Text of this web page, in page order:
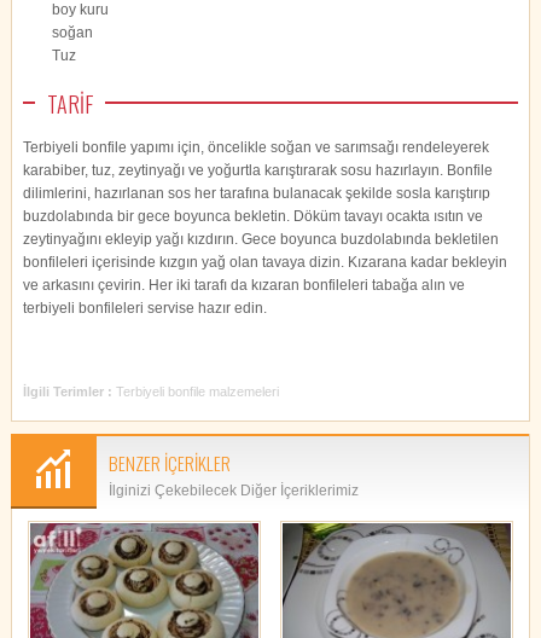
boy kuru
soğan
Tuz
TARİF
Terbiyeli bonfile yapımı için, öncelikle soğan ve sarımsağı rendeleyerek
karabiber, tuz, zeytinyağı ve yoğurtla karıştırarak sosu hazırlayın. Bonfile
dilimlerini, hazırlanan sos her tarafına bulanacak şekilde sosla karıştırıp
buzdolabında bir gece boyunca bekletin. Döküm tavayı ocakta ısıtın ve
zeytinyağını ekleyip yağı kızdırın. Gece boyunca buzdolabında bekletilen
bonfileleri içerisinde kızgın yağ olan tavaya dizin. Kızarana kadar bekleyin
ve arkasını çevirin. Her iki tarafı da kızaran bonfileleri tabağa alın ve
terbiyeli bonfileleri servise hazır edin.
İlgili Terimler :Terbiyeli bonfile malzemeleri
BENZER İÇERİKLER
İlginizi Çekebilecek Diğer İçeriklerimiz